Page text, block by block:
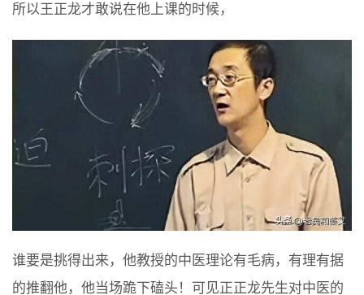
所以王正龙才敢说在他上课的时候，
谁要是挑得出来，他教授的中医理论有毛病，有理有据
的推翻他，他当场跪下磕头！可见正正龙先生对中医的